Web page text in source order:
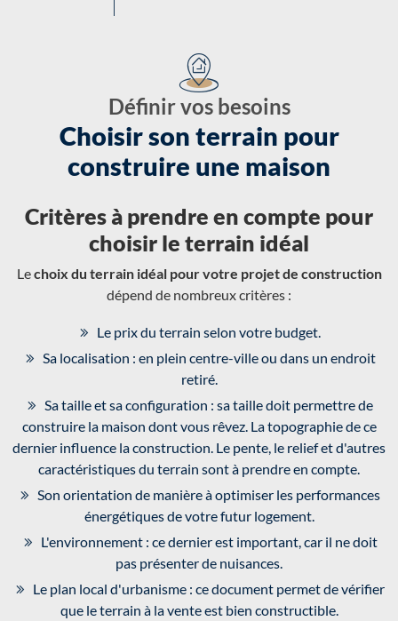
Définir vos besoins
Choisir son terrain pour
construire une maison
Critères à prendre en compte pour
choisir le terrain idéal
Lechoix du terrain idéal pour votre projet de construction
dépend de nombreux critères :
Le prix du terrain selon votre budget.
Sa localisation : en plein centre-ville ou dans un endroit
retiré.
Sa taille et sa configuration : sa taille doit permettre de
construire la maison dont vous rêvez. La topographie de ce
dernier influence la construction. Le pente, le relief et d'autres
caractéristiques du terrain sont à prendre en compte.
Son orientation de manière à optimiser les performances
énergétiques de votre futur logement.
L'environnement : ce dernier est important, car il ne doit
pas présenter de nuisances.
Le plan local d'urbanisme : ce document permet de vérifier
que le terrain à la vente est bien constructible.